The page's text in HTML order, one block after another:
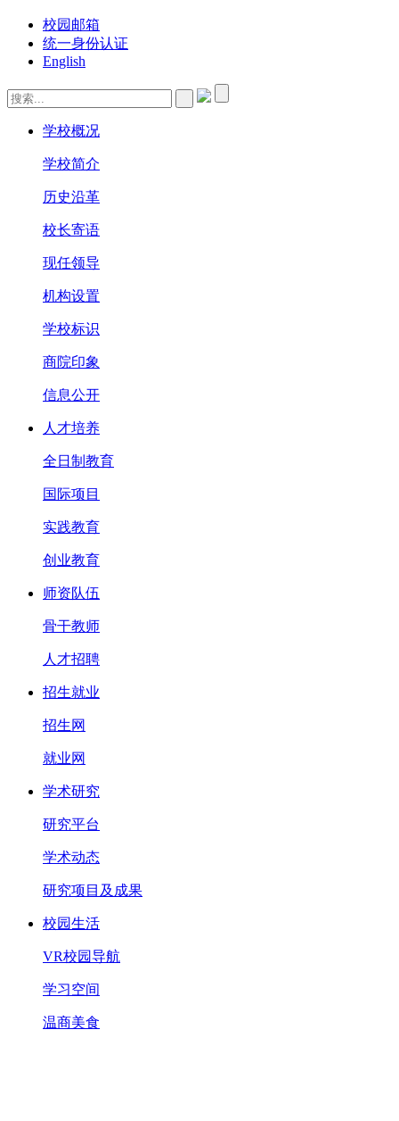
校园邮箱
统一身份认证
English
学校概况
学校简介
历史沿革
校长寄语
现任领导
机构设置
学校标识
商院印象
信息公开
人才培养
全日制教育
国际项目
实践教育
创业教育
师资队伍
骨干教师
人才招聘
招生就业
招生网
就业网
学术研究
研究平台
学术动态
研究项目及成果
校园生活
VR校园导航
学习空间
温商美食